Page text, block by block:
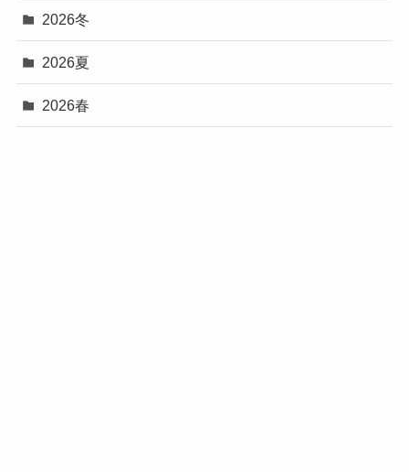
2026冬
2026夏
2026春